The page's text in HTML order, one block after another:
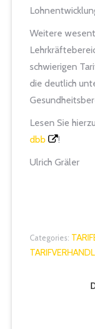
Weitere
schwierigen
die deutlich
Lesen Sie
dbb
!
Ulrich Gräler
Categories: